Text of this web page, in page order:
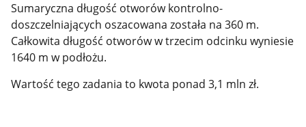
Sumaryczna długość otworów kontrolno-
doszczelniających oszacowana została na 360 m.
Całkowita długość otworów w trzecim odcinku wyniesie
1640 m w podłożu.
Wartość tego zadania to kwota ponad 3,1 mln zł.